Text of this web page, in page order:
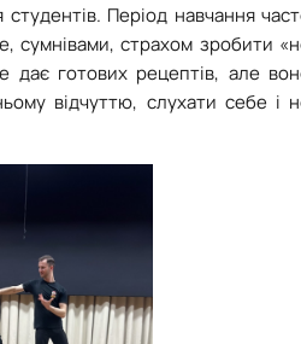
Період навчання
сумнівами, страхом зробити
дає готових рецептів, але
відчуттю, слухати себе і